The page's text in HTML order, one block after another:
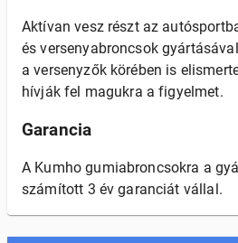
Aktívan vesz részt az
és versenyabroncsok
a versenyzők körében is
hívják fel magukra a figyelmet.
Garancia
A Kumho gumiabroncsokra a
számított 3 év garanciát vállal.